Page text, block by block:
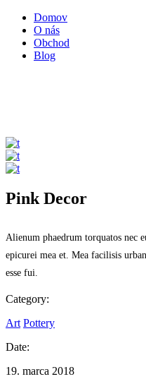
Domov
O nás
Obchod
Blog
Pink Decor
Alienum phaedrum torquatos nec
epicurei mea et. Mea facilisis
esse fui.
Category:
Art Pottery
Date:
19. marca 2018